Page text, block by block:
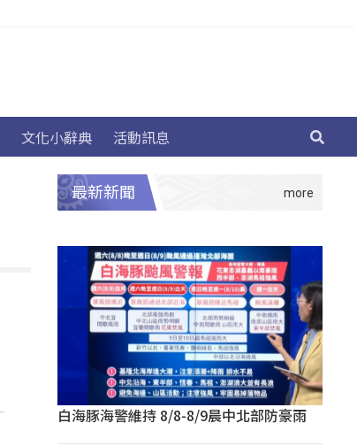
文化小辭典 活動訊息
最新新聞
白海豚海警維持 8/8-8/9晨中北部防豪雨